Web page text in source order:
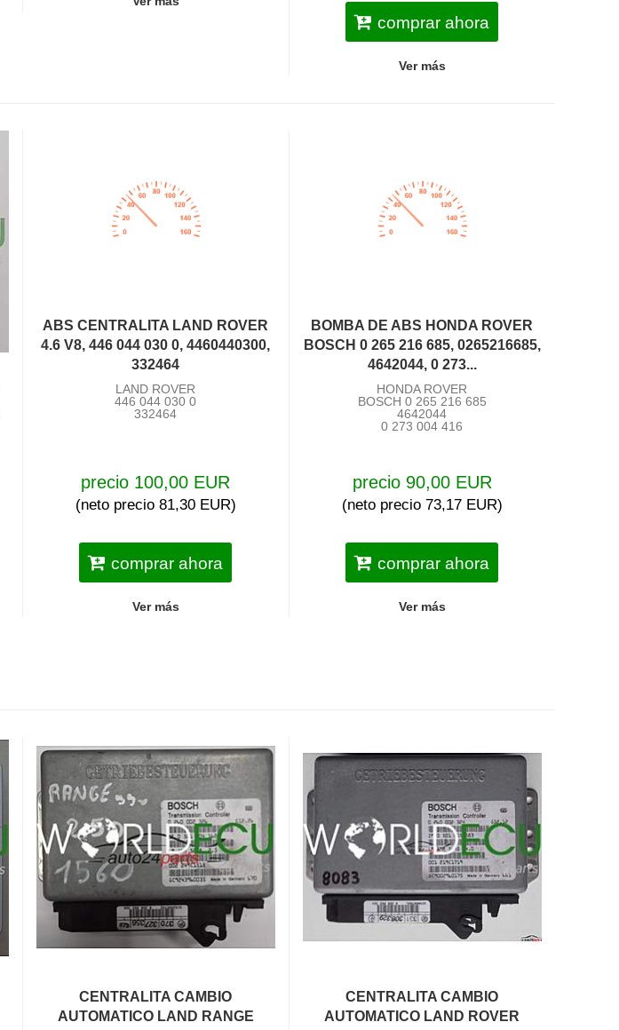
comprar ahora
Ver más
ABS CENTRALITA LAND ROVER
4.6 V8, 446 044 030 0, 4460440300,
332464
LAND ROVER
446 044 030 0
332464
precio 100,00 EUR
(neto precio 81,30 EUR)
comprar ahora
Ver más
BOMBA DE ABS HONDA ROVER
BOSCH 0 265 216 685, 0265216685,
4642044, 0 273...
HONDA ROVER
BOSCH 0 265 216 685
4642044
0 273 004 416
precio 90,00 EUR
(neto precio 73,17 EUR)
comprar ahora
Ver más
CENTRALITA CAMBIO
AUTOMATICO LAND RANGE
CENTRALITA CAMBIO
AUTOMATICO LAND ROVER